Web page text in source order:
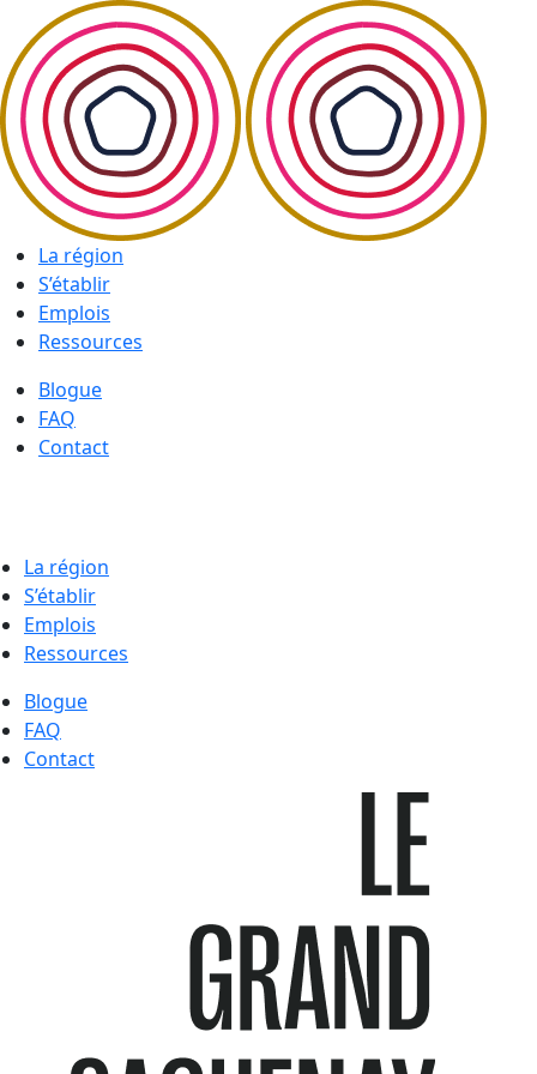
La région
S’établir
Emplois
Ressources
Blogue
FAQ
Contact
La région
S’établir
Emplois
Ressources
Blogue
FAQ
Contact